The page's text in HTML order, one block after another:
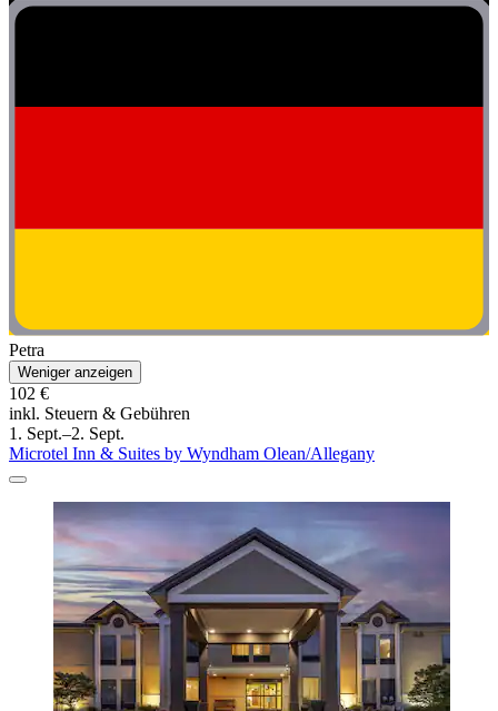
Petra
Weniger anzeigen
102 €
inkl. Steuern & Gebühren
1. Sept.–2. Sept.
Microtel Inn & Suites by Wyndham Olean/Allegany